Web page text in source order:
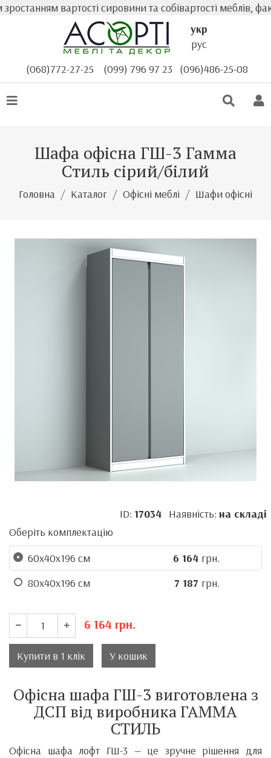
вартості сировини та собівартості меблів,
укр
рус
(068)772-27-25
(099) 796 97 23 (096)486-25-08
Шафа офісна ГШ-3 Гамма
Стиль сірий/білий
Головна Каталог Офісні меблі Шафи офісні
ID: 17034Наявність: на складі
Оберіть комплектацію
60x40x196 см
6 164 грн.
80x40x196 см
7 187 грн.
6 164 грн.
Купити в 1 клік У кошик
Офісна шафа ГШ-3 виготовлена з
ДСП від виробника ГАММА
СТИЛЬ
Офісна шафа лофт ГШ-3 — це зручне рішення для